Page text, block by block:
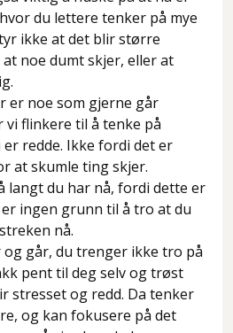
du lettere tenker på mye
ikke at det blir større
noe dumt skjer, eller at
er noe som gjerne går
vi flinkere til å tenke på
redde. Ikke fordi det er
at skumle ting skjer.
langt du har nå, fordi dette er
ingen grunn til å tro at du
nå.
går, du trenger ikke tro på
pent til deg selv og trøst
stresset og redd. Da tenker
og kan fokusere på det